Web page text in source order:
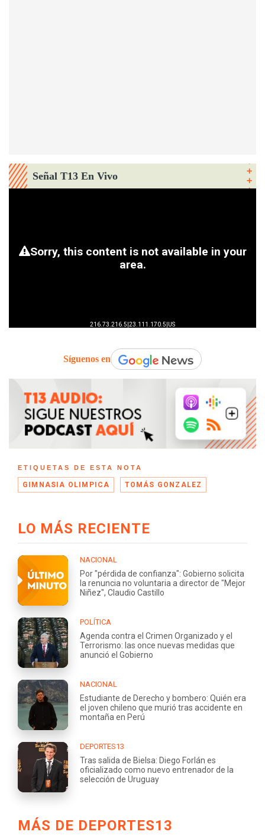
Señal T13 En Vivo
Síguenos en
ETIQUETAS DE ESTA NOTA
GIMNASIA OLIMPICA TOMÁS GONZALEZ
LO MÁS RECIENTE
NACIONAL
Por "pérdida de confianza": Gobierno solicita
la renuncia no voluntaria a director de "Mejor
Niñez", Claudio Castillo
POLÍTICA
Agenda contra el Crimen Organizado y el
Terrorismo: las once nuevas medidas que
anunció el Gobierno
NACIONAL
Estudiante de Derecho y bombero: Quién era
el joven chileno que murió tras accidente en
montaña en Perú
DEPORTES13
Tras salida de Bielsa: Diego Forlán es
oficializado como nuevo entrenador de la
selección de Uruguay
MÁS DE DEPORTES13